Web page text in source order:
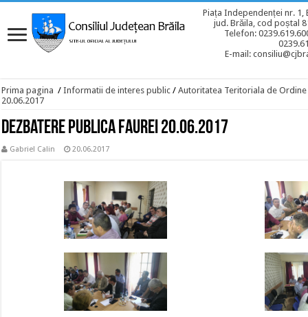
Piața Independenței nr. 1,
jud. Brăila, cod poștal
Telefon:
E-mail:
Prima pagina / Informatii de interes public / Autoritatea Teritoriala de Ordine
20.06.2017
Dezbatere publica Faurei 20.06.2017
Gabriel Calin 20.06.2017